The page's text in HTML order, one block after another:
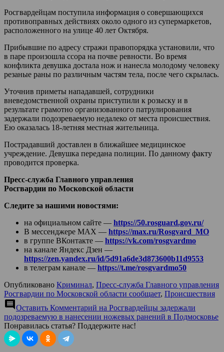
Росгвардейцам поступила информация о совершающихся
противоправных действиях около одного из супермаркетов,
расположенного на улице 40 лет Октября.
Прибывшие по адресу стражи правопорядка установили, что
в паре произошла ссора на почве ревности. Во время
конфликта девушка достала нож и нанесла молодому человеку
резаные раны по различным частям тела, после чего скрылась.
Уточнив приметы нападавшей, сотрудники
вневедомственной охраны приступили к розыску и в
результате грамотно организованного патрулирования
задержали подозреваемую недалеко от места происшествия.
Ею оказалась 18-летняя местная жительница.
Пострадавший доставлен в ближайшее медицинское
учреждение. Девушка передана полиции. По данному факту
проводится проверка.
Пресс-служба Главного управления
Росгвардии по Московской области
Следите за нашими новостями:
на официальном сайте — https://50.rosguard.gov.ru/
В мессенджере МАХ — https://max.ru/Rosgvard_MO
в группе ВКонтакте — https://vk.com/rosgvardmo
на канале Яндекс Дзен —
https://zen.yandex.ru/id/5d91a6de3d873600b11d9553
в телеграм канале — https://t.me/rosgvardmo50
Опубликовано Криминал, Пресс-служба Главного управления
Росгвардии по Московской области сообщает, Происшествия
comment Оставить Комментарий на Росгвардейцы задержали
подозреваемую в нанесении ножевых ранений в Подмосковье
Понравилась статья? Поддержите нас!